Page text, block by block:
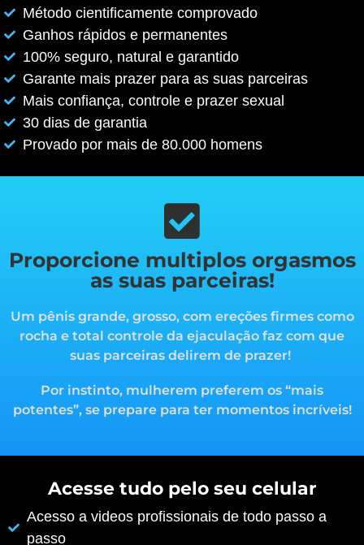
Método cientificamente comprovado
Ganhos rápidos e permanentes
100% seguro, natural e garantido
Garante mais prazer para as suas parceiras
Mais confiança, controle e prazer sexual
30 dias de garantia
Provado por mais de 80.000 homens
Proporcione multiplos orgasmos
as suas parceiras!
Um pênis grande, grosso, com ereções firmes como
rocha e total controle da ejaculação faz com que
suas parceiras delirem de prazer!
Por instinto, mulherem preferem os “mais
potentes”, se prepare para ter momentos incríveis!
Acesse tudo pelo seu celular
Acesso a videos profissionais de todo passo a
passo